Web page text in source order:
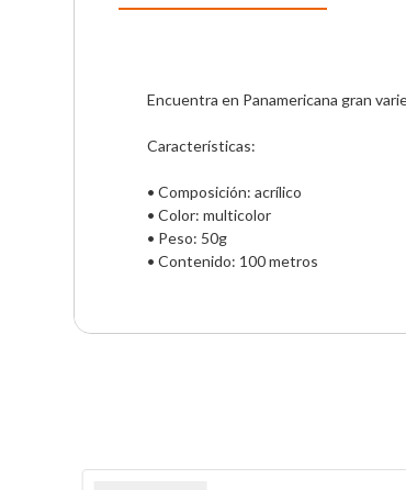
Encuentra en Panamericana gran
Características:
• Composición: acrílico
• Color: multicolor
• Peso: 50g
• Contenido: 100 metros